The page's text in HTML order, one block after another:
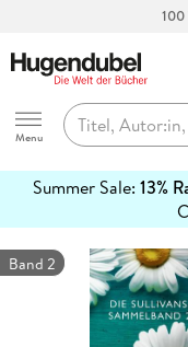
100
Hugendubel
Menu
Summer Sale: 13%
erfahren
Band 2